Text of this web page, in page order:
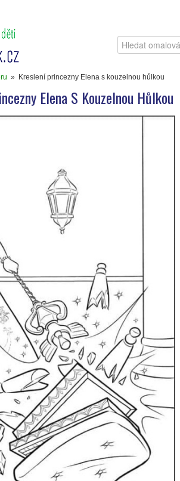
» Kreslení princezny Elena s kouzelnou hůlkou
Elena S Kouzelnou Hůlkou